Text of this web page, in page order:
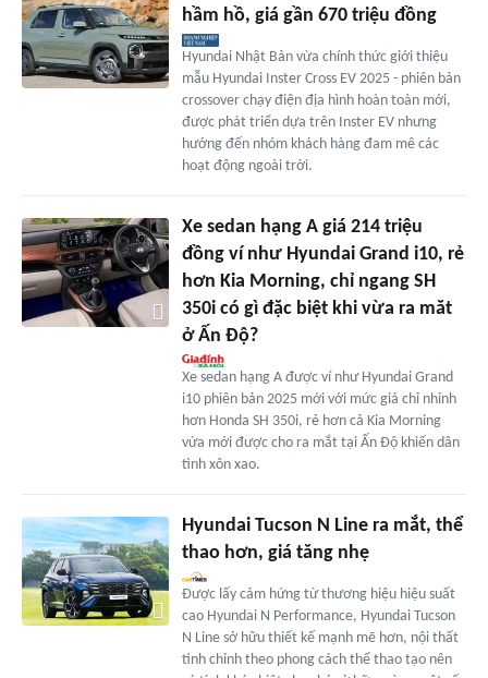
hầm hồ, giá gần 670 triệu đồng
Hyundai Nhật Bản vừa chính thức giới thiệu
mẫu Hyundai Inster Cross EV 2025 - phiên bản
crossover chạy điện địa hình hoàn toàn mới,
được phát triển dựa trên Inster EV nhưng
hướng đến nhóm khách hàng đam mê các
hoạt động ngoài trời.
Xe sedan hạng A giá 214 triệu
đồng ví như Hyundai Grand i10, rẻ
hơn Kia Morning, chỉ ngang SH
350i có gì đặc biệt khi vừa ra măt
ở Ấn Độ?
Xe sedan hạng A được ví như Hyundai Grand
i10 phiên bản 2025 mới với mức giá chỉ nhỉnh
hơn Honda SH 350i, rẻ hơn cả Kia Morning
vừa mới được cho ra mắt tại Ấn Độ khiến dân
tình xôn xao.
Hyundai Tucson N Line ra mắt, thể
thao hơn, giá tăng nhẹ
Được lấy cảm hứng từ thương hiệu hiệu suất
cao Hyundai N Performance, Hyundai Tucson
N Line sở hữu thiết kế mạnh mẽ hơn, nội thất
tinh chỉnh theo phong cách thể thao tạo nên